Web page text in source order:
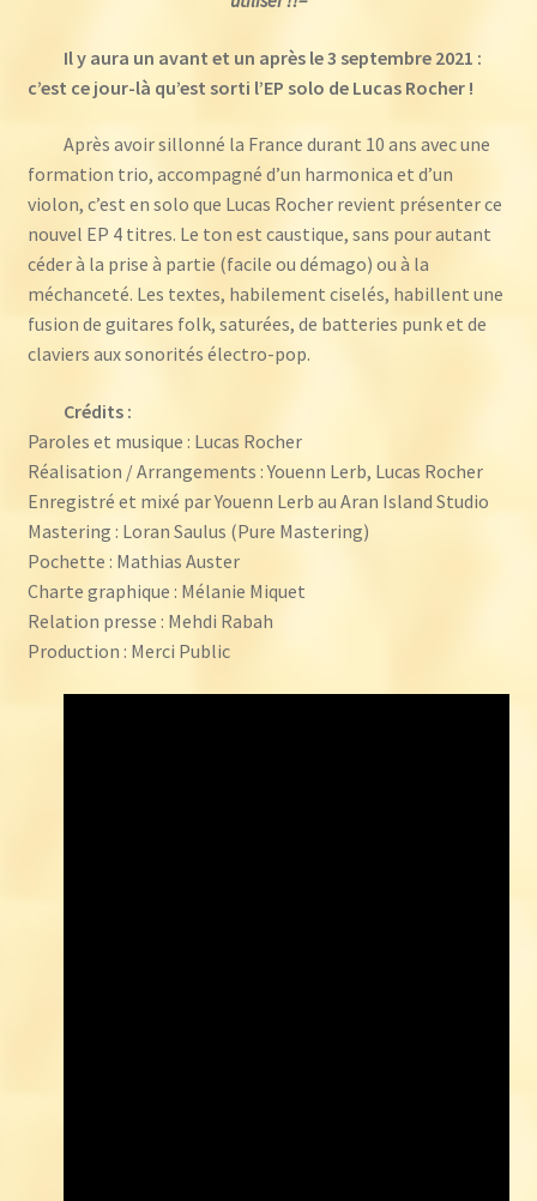
Il y aura un avant et un après le 3 septembre 2021 :
c’est ce jour-là qu’est sorti l’EP solo de Lucas Rocher !
Après avoir sillonné la France durant 10 ans avec une
formation trio, accompagné d’un harmonica et d’un
violon, c’est en solo que Lucas Rocher revient présenter ce
nouvel EP 4 titres. Le ton est caustique, sans pour autant
céder à la prise à partie (facile ou démago) ou à la
méchanceté. Les textes, habilement ciselés, habillent une
fusion de guitares folk, saturées, de batteries punk et de
claviers aux sonorités électro-pop.
Crédits :
Paroles et musique : Lucas Rocher
Réalisation / Arrangements : Youenn Lerb, Lucas Rocher
Enregistré et mixé par Youenn Lerb au Aran Island Studio
Mastering : Loran Saulus (Pure Mastering)
Pochette : Mathias Auster
Charte graphique : Mélanie Miquet
Relation presse : Mehdi Rabah
Production : Merci Public